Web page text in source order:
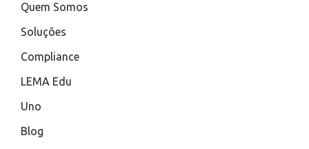
Quem Somos
Soluções
Compliance
LEMA Edu
Uno
Blog